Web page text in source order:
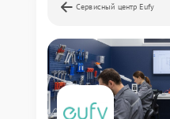
Сервисный центр Eufy